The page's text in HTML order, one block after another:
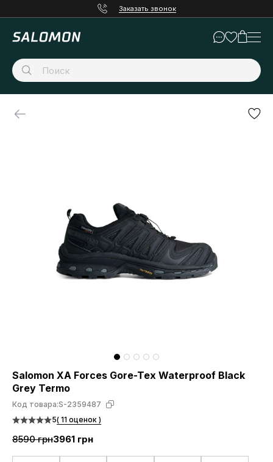
Заказать звонок
Salomon XA Forces Gore-Tex Waterproof Black
Grey Termo
Код товара:S-2359487
5( 11 оценок )
8590 грн3961 грн